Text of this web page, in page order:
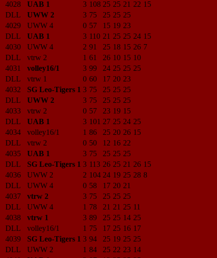
4028
UAB 1 3 108 25 25 21 22 15
DLL
UWW 2 3 75 25 25 25
4029
UWW 4 0 57 15 19 23
DLL
UAB 1 3 110 21 25 25 24 15
4030
UWW 4 2 91 25 18 15 26 7
DLL
vtrw 2 1 61 26 10 15 10
4031
volley16/1 3 99 24 25 25 25
DLL
vtrw 1 0 60 17 20 23
4032
SG Leo-Tigers 1 3 75 25 25 25
DLL
UWW 2 3 75 25 25 25
4033
vtrw 2 0 57 23 19 15
DLL
UAB 1 3 101 27 25 24 25
4034
volley16/1 1 86 25 20 26 15
DLL
vtrw 2 0 50 12 16 22
4035
UAB 1 3 75 25 25 25
DLL
SG Leo-Tigers 1 3 113 26 25 21 26 15
4036
UWW 2 2 104 24 19 25 28 8
DLL
UWW 4 0 58 17 20 21
4037
vtrw 2 3 75 25 25 25
DLL
UWW 4 1 78 21 21 25 11
4038
vtrw 1 3 89 25 25 14 25
DLL
volley16/1 1 75 17 25 16 17
4039
SG Leo-Tigers 1 3 94 25 19 25 25
DLL
UWW 2 1 84 25 22 23 14